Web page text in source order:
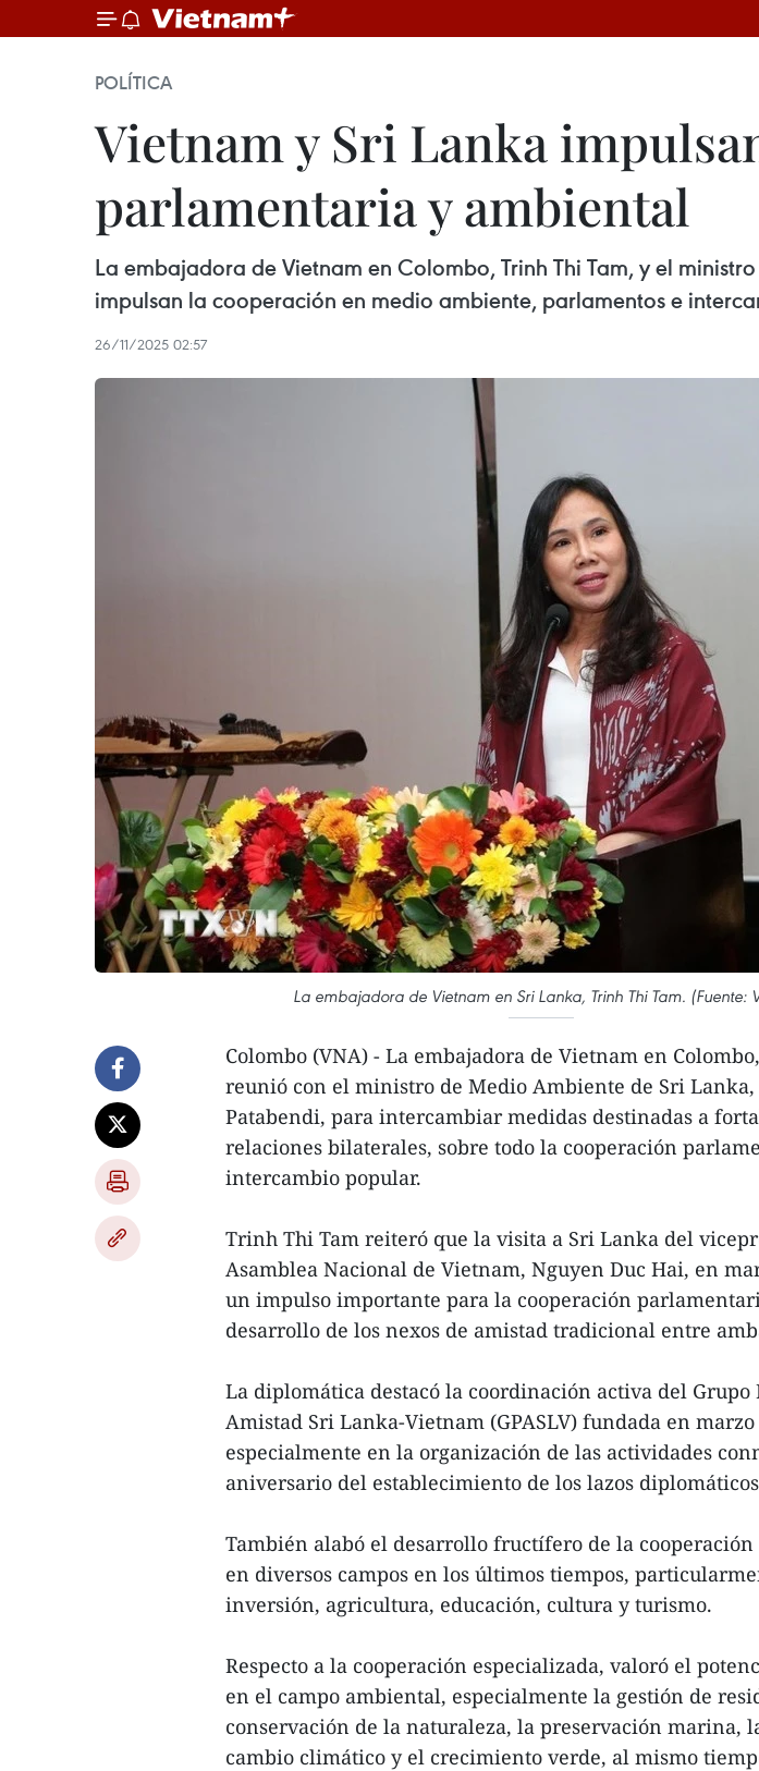
POLÍTICA
Vietnam y Sri Lanka
parlamentaria y ambiental
La embajadora de Vietnam en Colombo, Trinh Thi Tam, y el
impulsan la cooperación en medio ambiente, parlamentos e
26/11/2025 02:57
La embajadora de Vietnam en Sri Lanka, Trinh Thi Tam. (Fuente:
Colombo (VNA) - La embajadora de Vietnam en
reunió con el ministro de Medio Ambiente de Sri
Patabendi, para intercambiar medidas destinadas a
relaciones bilaterales, sobre todo la cooperación
intercambio popular.
Trinh Thi Tam reiteró que la visita a Sri Lanka del
Asamblea Nacional de Vietnam, Nguyen Duc Hai, en
un impulso importante para la cooperación
desarrollo de los nexos de amistad tradicional entre
La diplomática destacó la coordinación activa del
Amistad Sri Lanka-Vietnam (GPASLV) fundada en marzo
especialmente en la organización de las actividades
aniversario del establecimiento de los lazos
También alabó el desarrollo fructífero de la cooperación
en diversos campos en los últimos tiempos,
inversión, agricultura, educación, cultura y turismo.
Respecto a la cooperación especializada, valoró el
en el campo ambiental, especialmente la gestión de
conservación de la naturaleza, la preservación marina,
cambio climático y el crecimiento verde, al mismo